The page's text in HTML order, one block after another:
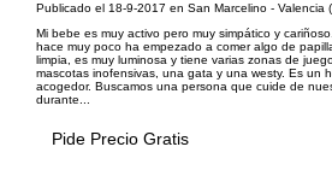
Publicado el 18-9-2017 en San Marcelino - Valencia
Mi bebe es muy activo pero muy simpático y
hace muy poco ha empezado a comer algo de
limpia, es muy luminosa y tiene varias zonas de
mascotas inofensivas, una gata y una westy. Es un
acogedor. Buscamos una persona que cuide de
durante...
Pide Precio Gratis